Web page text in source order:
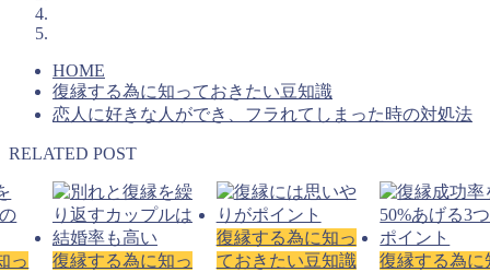
HOME
復縁する為に知っておきたい豆知識
恋人に好きな人ができ、フラれてしまった時の対処法
RELATED POST
っ
復縁する為に知っ
復縁する為に知っ
ておきたい豆知識
復縁する為に